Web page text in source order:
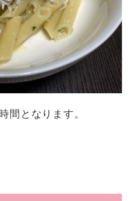
間となります。